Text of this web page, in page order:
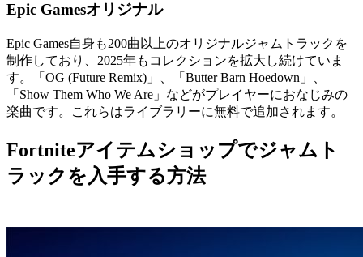
Epic Gamesオリジナル
Epic Games自身も200曲以上のオリジナルジャムトラックを
制作しており、2025年もコレクションを拡大し続けていま
す。「OG (Future Remix)」、「Butter Barn Hoedown」、
「Show Them Who We Are」などがプレイヤーにおなじみの
楽曲です。これらはライブラリーに無料で追加されます。
Fortniteアイテムショップでジャムト
ラックを入手する方法